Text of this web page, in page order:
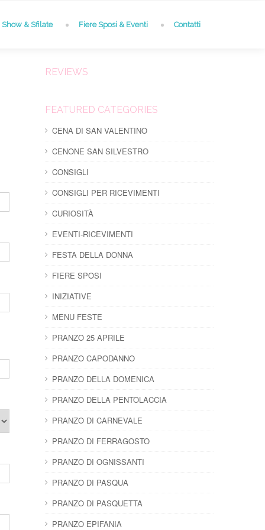
& Sfilate Fiere Sposi & Eventi Contatti
REVIEWS
FEATURED CATEGORIES
CENA DI SAN VALENTINO
CENONE SAN SILVESTRO
CONSIGLI
CONSIGLI PER RICEVIMENTI
CURIOSITÀ
EVENTI-RICEVIMENTI
FESTA DELLA DONNA
FIERE SPOSI
INIZIATIVE
MENU FESTE
PRANZO 25 APRILE
PRANZO CAPODANNO
PRANZO DELLA DOMENICA
PRANZO DELLA PENTOLACCIA
PRANZO DI CARNEVALE
PRANZO DI FERRAGOSTO
PRANZO DI OGNISSANTI
PRANZO DI PASQUA
PRANZO DI PASQUETTA
PRANZO EPIFANIA